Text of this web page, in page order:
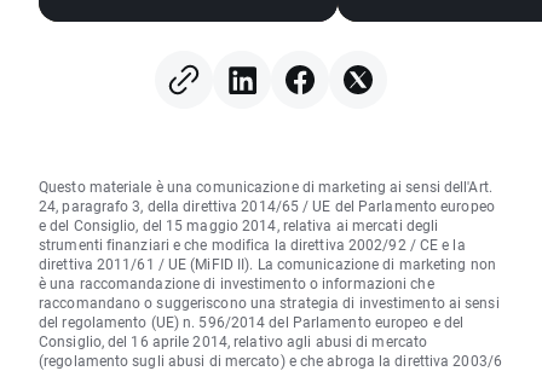
Questo materiale è una comunicazione di marketing ai sensi dell'Art.
24, paragrafo 3, della direttiva 2014/65 / UE del Parlamento europeo
e del Consiglio, del 15 maggio 2014, relativa ai mercati degli
strumenti finanziari e che modifica la direttiva 2002/92 / CE e la
direttiva 2011/61 / UE (MiFID II). La comunicazione di marketing non
è una raccomandazione di investimento o informazioni che
raccomandano o suggeriscono una strategia di investimento ai sensi
del regolamento (UE) n. 596/2014 del Parlamento europeo e del
Consiglio, del 16 aprile 2014, relativo agli abusi di mercato
(regolamento sugli abusi di mercato) e che abroga la direttiva 2003/6